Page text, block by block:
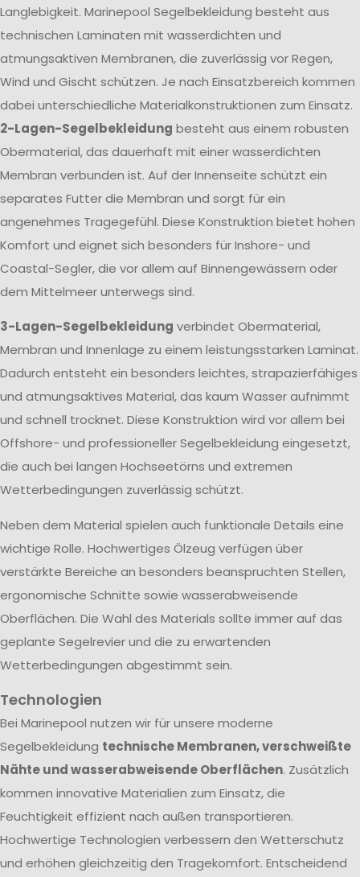
Langlebigkeit. Marinepool Segelbekleidung besteht aus
technischen Laminaten mit wasserdichten und
atmungsaktiven Membranen, die zuverlässig vor Regen,
Wind und Gischt schützen. Je nach Einsatzbereich kommen
dabei unterschiedliche Materialkonstruktionen zum Einsatz.
2-Lagen-Segelbekleidung besteht aus einem robusten
Obermaterial, das dauerhaft mit einer wasserdichten
Membran verbunden ist. Auf der Innenseite schützt ein
separates Futter die Membran und sorgt für ein
angenehmes Tragegefühl. Diese Konstruktion bietet hohen
Komfort und eignet sich besonders für Inshore- und
Coastal-Segler, die vor allem auf Binnengewässern oder
dem Mittelmeer unterwegs sind.
3-Lagen-Segelbekleidung verbindet Obermaterial,
Membran und Innenlage zu einem leistungsstarken Laminat.
Dadurch entsteht ein besonders leichtes, strapazierfähiges
und atmungsaktives Material, das kaum Wasser aufnimmt
und schnell trocknet. Diese Konstruktion wird vor allem bei
Offshore- und professioneller Segelbekleidung eingesetzt,
die auch bei langen Hochseetörns und extremen
Wetterbedingungen zuverlässig schützt.
Neben dem Material spielen auch funktionale Details eine
wichtige Rolle. Hochwertiges Ölzeug verfügen über
verstärkte Bereiche an besonders beanspruchten Stellen,
ergonomische Schnitte sowie wasserabweisende
Oberflächen. Die Wahl des Materials sollte immer auf das
geplante Segelrevier und die zu erwartenden
Wetterbedingungen abgestimmt sein.
Technologien
Bei Marinepool nutzen wir für unsere moderne
Segelbekleidung technische Membranen, verschweißte
Nähte und wasserabweisende Oberflächen. Zusätzlich
kommen innovative Materialien zum Einsatz, die
Feuchtigkeit effizient nach außen transportieren.
Hochwertige Technologien verbessern den Wetterschutz
und erhöhen gleichzeitig den Tragekomfort. Entscheidend